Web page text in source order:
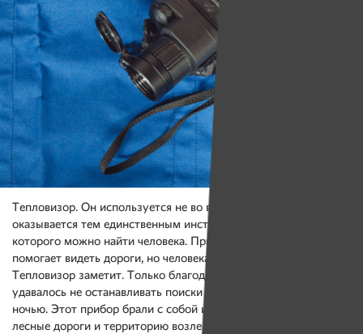
Тепловизор. Он используется не во всех поисках, но часто
оказывается тем единственным инструментом, с помощью
которого можно найти человека. Прибор ночного видения
помогает видеть дороги, но человека в кустах он не заметит.
Тепловизор заметит. Только благодаря тепловизору
удавалось не останавливать поиски Максима Мархалюка
ночью. Этот прибор брали с собой и когда исследовали
лесные дороги и территорию возле них на квадроциклах.